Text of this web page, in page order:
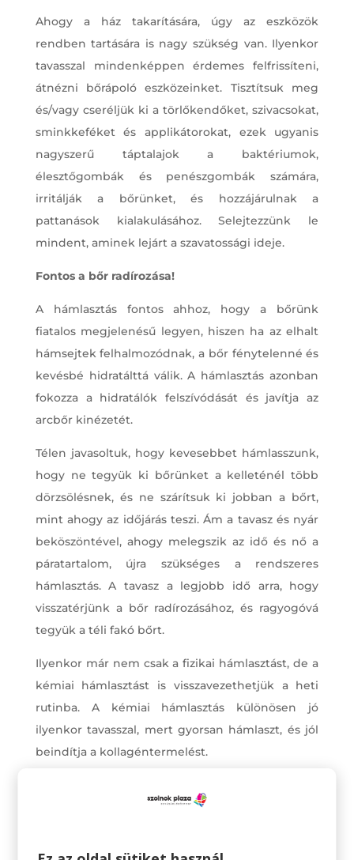
Ahogy a ház takarítására, úgy az eszközök
rendben tartására is nagy szükség van. Ilyenkor
tavasszal mindenképpen érdemes felfrissíteni,
átnézni bőrápoló eszközeinket. Tisztítsuk meg
és/vagy cseréljük ki a törlőkendőket, szivacsokat,
sminkkeféket és applikátorokat, ezek ugyanis
nagyszerű táptalajok a baktériumok,
élesztőgombák és penészgombák számára,
irritálják a bőrünket, és hozzájárulnak a
pattanások kialakulásához. Selejtezzünk le
mindent, aminek lejárt a szavatossági ideje.
Fontos a bőr radírozása!
A hámlasztás fontos ahhoz, hogy a bőrünk
fiatalos megjelenésű legyen, hiszen ha az elhalt
hámsejtek felhalmozódnak, a bőr fénytelenné és
kevésbé hidratálttá válik. A hámlasztás azonban
fokozza a hidratálók felszívódását és javítja az
arcbőr kinézetét.
Télen javasoltuk, hogy kevesebbet hámlasszunk,
hogy ne tegyük ki bőrünket a kelleténél több
dörzsölésnek, és ne szárítsuk ki jobban a bőrt,
mint ahogy az időjárás teszi. Ám a tavasz és nyár
beköszöntével, ahogy melegszik az idő és nő a
páratartalom, újra szükséges a rendszeres
hámlasztás. A tavasz a legjobb idő arra, hogy
visszatérjünk a bőr radírozásához, és ragyogóvá
tegyük a téli fakó bőrt.
Ilyenkor már nem csak a fizikai hámlasztást, de a
kémiai hámlasztást is visszavezethetjük a heti
rutinba. A kémiai hámlasztás különösen jó
ilyenkor tavasszal, mert gyorsan hámlaszt, és jól
beindítja a kollagéntermelést.
kétszeri hámlasztás tökéletes.